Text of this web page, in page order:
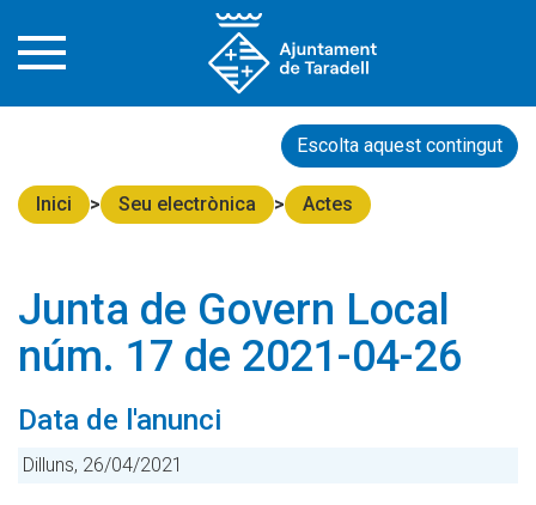
Escolta aquest contingut
Inici Seu electrònica Actes
Junta de Govern Local
núm. 17 de 2021-04-26
Data de l'anunci
Dilluns, 26/04/2021